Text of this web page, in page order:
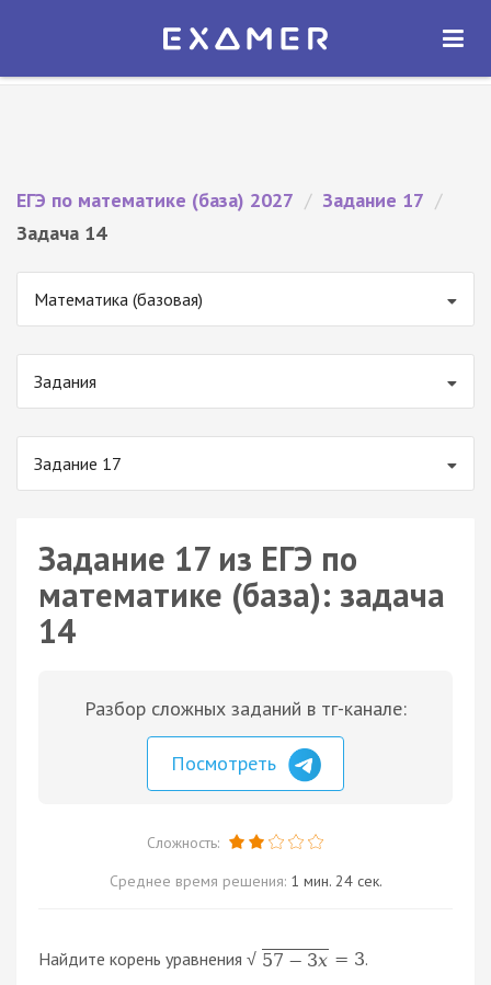
Экзамер — ЕГЭ 2027
ОТКРЫТЬ
ЕГЭ по математике (база) 2027 / Задание 17 /
Задача 14
Математика (базовая)
Задания
Задание 17
Задание 17 из ЕГЭ по
математике (база): задача
14
Разбор сложных заданий в тг-канале:
Посмотреть
Сложность:
Среднее время решения: 1 мин. 24 сек.
Найдите корень уравнения √ 57 − 3x = 3.